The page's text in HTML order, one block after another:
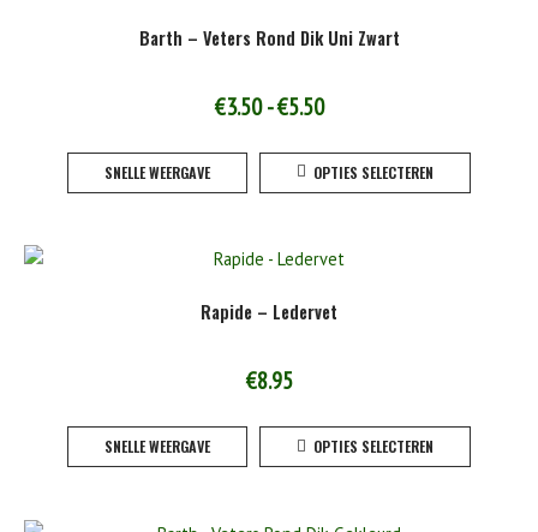
Barth – Veters Rond Dik Uni Zwart
€3.50 -€5.50Prijsklasse:
tot
SNELLE WEERGAVE OPTIES SELECTEREN
Rapide – Ledervet
€8.95
SNELLE WEERGAVE OPTIES SELECTEREN